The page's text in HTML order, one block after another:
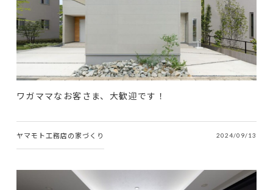
ワガママなお客さま、大歓迎です！
ヤマモト工務店の家づくり 2024/09/13